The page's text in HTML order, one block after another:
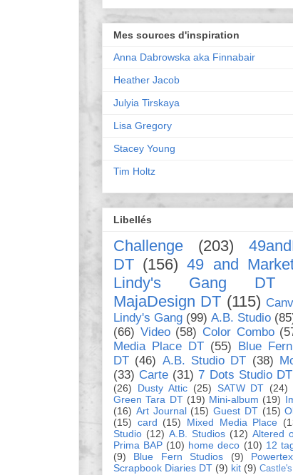
Mes sources d'inspiration
Anna Dabrowska aka Finnabair
Heather Jacob
Julyia Tirskaya
Lisa Gregory
Stacey Young
Tim Holtz
Libellés
Challenge (203)
DT (156) 49 and
Lindy's Gang DT
MajaDesign DT (115)
Lindy's Gang (99) A.B. Studio
(66) Video (58) Color Combo
Media Place DT (55)
Blue
DT (46) A.B. Studio DT (38)
(33) Carte (31) 7 Dots Studio DT
(26) Dusty Attic (25) SATW DT (24)
Green Tara DT (19) Mini-album (19)
(16) Art Journal (15) Guest DT (15)
(15) card (15) Mixed Media Place
Studio (12) A.B. Studios (12) Altered
Prima BAP (10) home deco (10) 12
(9)
Blue Fern Studios (9)
Powertex
Scrapbook Diaries DT (9) kit (9)